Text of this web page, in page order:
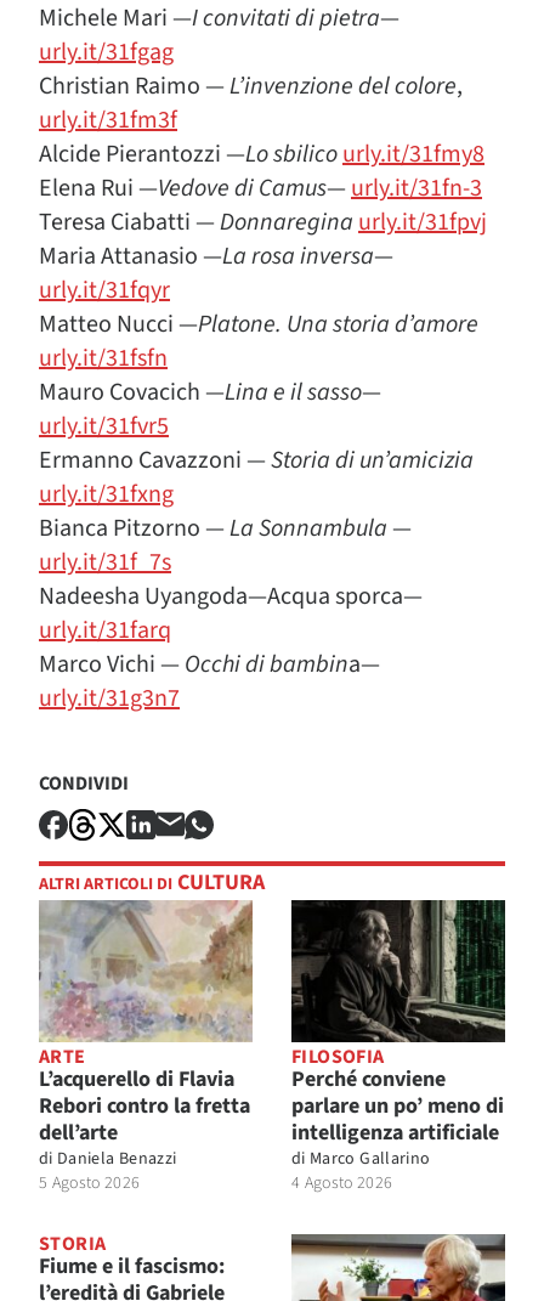
Michele Mari —Iconvitatidipietra—
urly.it/31fgag
Christian Raimo —L’invenzione del colore,
urly.it/31fm3f
Alcide Pierantozzi —Lo sbilicourly.it/31fmy8
Elena Rui —Vedove di Camus—urly.it/31fn-3
Teresa Ciabatti —Donnareginaurly.it/31fpvj
Maria Attanasio —La rosa inversa—
urly.it/31fqyr
Matteo Nucci —Platone. Una storia d’amore
urly.it/31fsfn
Mauro Covacich —Lina e il sasso—
urly.it/31fvr5
Ermanno Cavazzoni —Storia di un’amicizia
urly.it/31fxng
Bianca Pitzorno —La Sonnambula —
urly.it/31f_7s
Nadeesha Uyangoda—Acqua sporca—
urly.it/31farq
Marco Vichi — Occhi di bambina—
urly.it/31g3n7
CONDIVIDI
ALTRI ARTICOLI DI CULTURA
ARTE
L’acquerello di Flavia
Rebori contro la fretta
dell’arte
di Daniela Benazzi
5 Agosto 2026
FILOSOFIA
Perché conviene
parlare un po’ meno di
intelligenza artificiale
di Marco Gallarino
4 Agosto 2026
STORIA
Fiume e il fascismo:
l’eredità di Gabriele